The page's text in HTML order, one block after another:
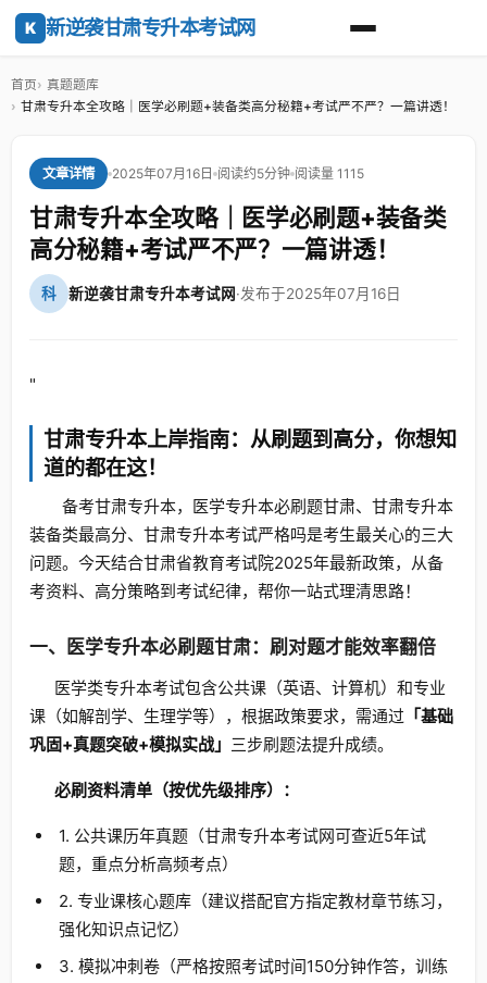
K 新逆袭甘肃专升本考试网
首页
真题题库
甘肃专升本全攻略｜医学必刷题+装备类高分秘籍+考试严不严？一篇讲透！
文章详情 2025年07月16日 阅读约5分钟 阅读量 1115
甘肃专升本全攻略｜医学必刷题+装备类
高分秘籍+考试严不严？一篇讲透！
科 新逆袭甘肃专升本考试网·发布于2025年07月16日
"
甘肃专升本上岸指南：从刷题到高分，你想知
道的都在这！
备考甘肃专升本，医学专升本必刷题甘肃、甘肃专升本
装备类最高分、甘肃专升本考试严格吗是考生最关心的三大
问题。今天结合甘肃省教育考试院2025年最新政策，从备
考资料、高分策略到考试纪律，帮你一站式理清思路！
一、医学专升本必刷题甘肃：刷对题才能效率翻倍
医学类专升本考试包含公共课（英语、计算机）和专业
课（如解剖学、生理学等），根据政策要求，需通过 「基础
巩固+真题突破+模拟实战」 三步刷题法提升成绩。
必刷资料清单（按优先级排序）：
1. 公共课历年真题（甘肃专升本考试网可查近5年试
题，重点分析高频考点）
2. 专业课核心题库（建议搭配官方指定教材章节练习，
强化知识点记忆）
3. 模拟冲刺卷（严格按照考试时间150分钟作答，训练